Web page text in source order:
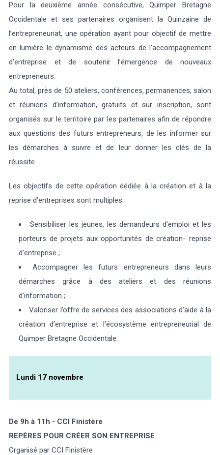
Pour la deuxième année consécutive, Quimper Bretagne
Occidentale et ses partenaires organisent la Quinzaine de
l’entrepreneuriat, une opération ayant pour objectif de mettre
en lumière le dynamisme des acteurs de l’accompagnement
d’entreprise et de soutenir l’émergence de nouveaux
entrepreneurs.
Au total, près de 50 ateliers, conférences, permanences, salon
et réunions d’information, gratuits et sur inscription, sont
organisés sur le territoire par les partenaires afin de répondre
aux questions des futurs entrepreneurs, de les informer sur
les démarches à suivre et de leur donner les clés de la
réussite.
Les objectifs de cette opération dédiée à la création et à la
reprise d’entreprises sont multiples :
Sensibiliser les jeunes, les demandeurs d'emploi et les
porteurs de projets aux opportunités de création- reprise
d'entreprise ;
Accompagner les futurs entrepreneurs dans leurs
démarches grâce à des ateliers et des réunions
d’information ;
Valoriser l’offre de services des associations d’aide à la
création d’entreprise et l'écosystème entrepreneurial de
Quimper Bretagne Occidentale.
Lundi 17 novembre
De 9h à 11h - CCI Finistère
REPÈRES POUR CRÉER SON ENTREPRISE
Organisé par CCI Finistère